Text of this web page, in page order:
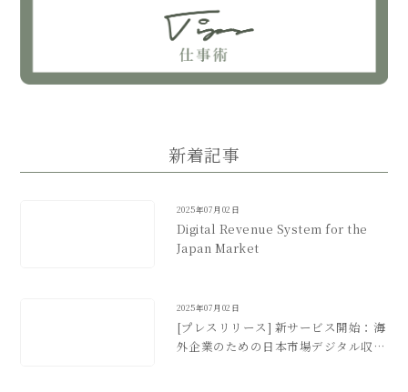
新着記事
2025年07月02日
Digital Revenue System for the
Japan Market
2025年07月02日
[プレスリリース] 新サービス開始：海
外企業のための日本市場デジタル収益